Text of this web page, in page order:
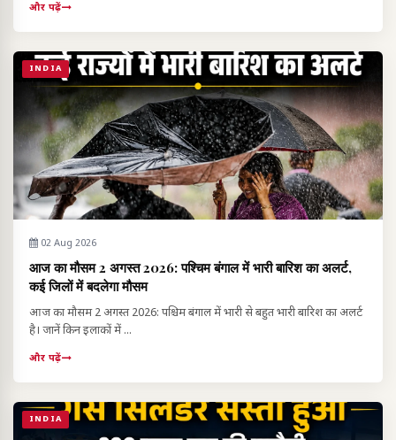
और पढ़ें
INDIA
02 Aug 2026
आज का मौसम 2 अगस्त 2026: पश्चिम बंगाल में भारी बारिश का अलर्ट,
कई जिलों में बदलेगा मौसम
आज का मौसम 2 अगस्त 2026: पश्चिम बंगाल में भारी से बहुत भारी बारिश का अलर्ट
है। जानें किन इलाकों में ...
और पढ़ें
INDIA